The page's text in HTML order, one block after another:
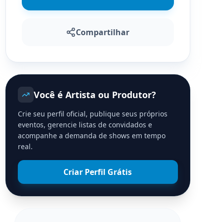
Compartilhar
Você é Artista ou Produtor?
Crie seu perfil oficial, publique seus próprios
eventos, gerencie listas de convidados e
acompanhe a demanda de shows em tempo
real.
Criar Perfil Grátis